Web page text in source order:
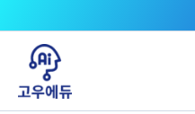
건너뛰기